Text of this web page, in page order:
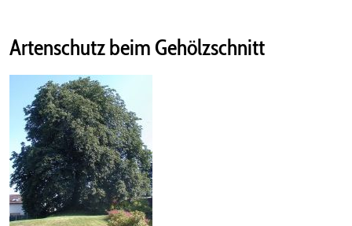
Artenschutz beim Gehölzschnitt